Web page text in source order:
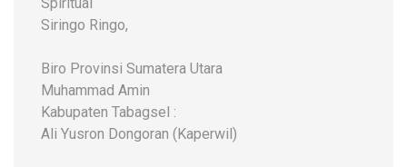
Siringo Ringo,
Biro Provinsi Sumatera Utara
Muhammad Amin
Kabupaten Tabagsel :
Ali Yusron Dongoran (Kaperwil)